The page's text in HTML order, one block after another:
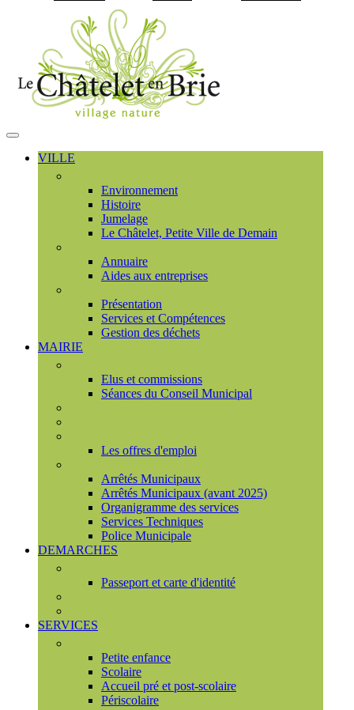
MENU
PRINCIPAL
VILLE
Environnement
Histoire
Jumelage
Le Châtelet, Petite Ville de Demain
Annuaire
Aides aux entreprises
Présentation
Services et Compétences
Gestion des déchets
MAIRIE
Elus et commissions
Séances du Conseil Municipal
Les offres d'emploi
Arrêtés Municipaux
Arrêtés Municipaux (avant 2025)
Organigramme des services
Services Techniques
Police Municipale
DEMARCHES
Passeport et carte d'identité
SERVICES
Petite enfance
Scolaire
Accueil pré et post-scolaire
Périscolaire